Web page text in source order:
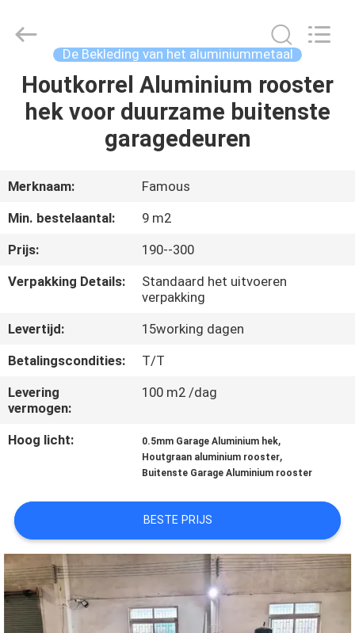
HUIS
PRODUCTEN
ONGEVEER
ONS
FABRIEKSREIS
CONTACTEER
ONS
NIEUWS
VERZOEK
OM EEN
CITAAT
FASEC
Buildings
De Bekleding van het aluminiummetaal
Houtkorrel Aluminium rooster
hek voor duurzame buitenste
garagedeuren
Merknaam:
Famous
Min. bestelaantal:
9 m2
Prijs:
190--300
Verpakking Details:
Standaard het uitvoeren
verpakking
Levertijd:
15working dagen
Betalingscondities:
T/T
Levering
vermogen:
100 m2 /dag
Hoog licht: 0.5mm Garage Aluminium hek,
Houtgraan aluminium rooster,
Buitenste Garage Aluminium rooster
BESTE PRIJS